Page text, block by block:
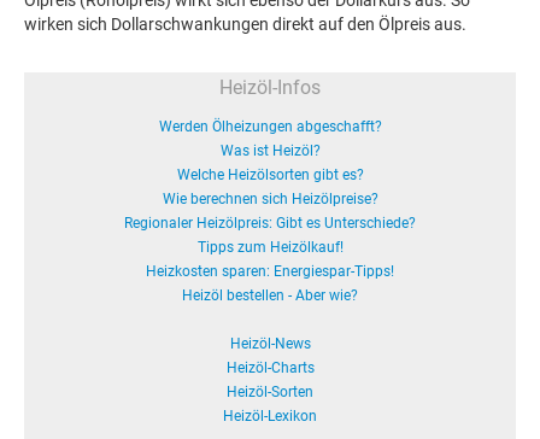
wirken sich Dollarschwankungen direkt auf den Ölpreis aus.
Heizöl-Infos
Werden Ölheizungen abgeschafft?
Was ist Heizöl?
Welche Heizölsorten gibt es?
Wie berechnen sich Heizölpreise?
Regionaler Heizölpreis: Gibt es Unterschiede?
Tipps zum Heizölkauf!
Heizkosten sparen: Energiespar-Tipps!
Heizöl bestellen - Aber wie?
Heizöl-News
Heizöl-Charts
Heizöl-Sorten
Heizöl-Lexikon